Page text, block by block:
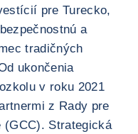
pre Turecko,
a
tradičných
ukončenia
v roku 2021
z Rady pre
Strategická